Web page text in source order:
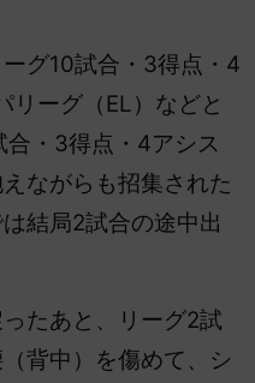
グ10試合・3得点・4
リーグ（EL）などと
・3得点・4アシス
ながらも招集された
結局2試合の途中出
たあと、リーグ2試
背中）を傷めて、シ